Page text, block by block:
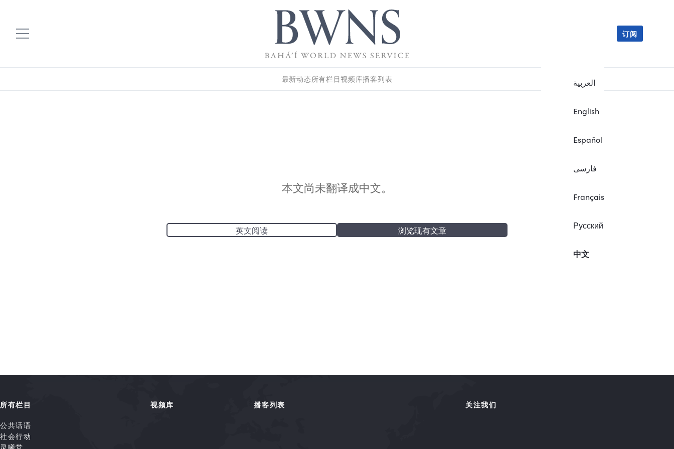
العربية
English
Español
فارسی
Français
Русский
中文
订阅
最新动态所有栏目视频库播客列表
本文尚未翻译成中文。
英文阅读 浏览现有文章
所有栏目
公共话语
社会行动
灵曦堂
视频库 播客列表 关注我们